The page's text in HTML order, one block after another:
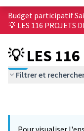
Budget participatif
💡 LES 116 PROJETS
💡 LES 116
Filtrer et
Pour visualiser